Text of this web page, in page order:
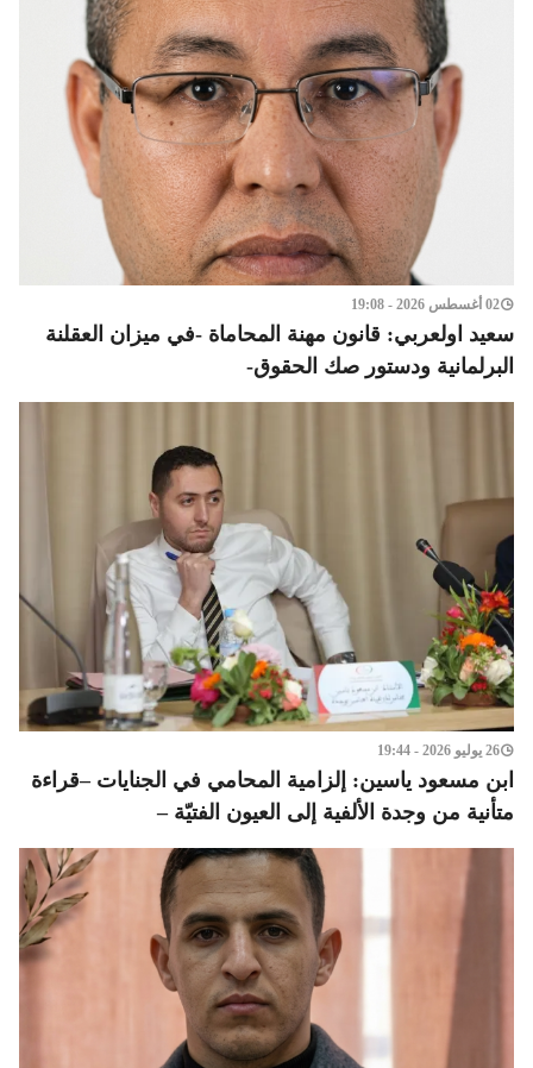
02 أغسطس 2026 - 19:08
سعيد اولعربي: قانون مهنة المحاماة -في ميزان العقلنة
البرلمانية ودستور صك الحقوق-
26 يوليو 2026 - 19:44
ابن مسعود ياسين: إلزامية المحامي في الجنايات –قراءة
متأنية من وجدة الألفية إلى العيون الفتيّة –